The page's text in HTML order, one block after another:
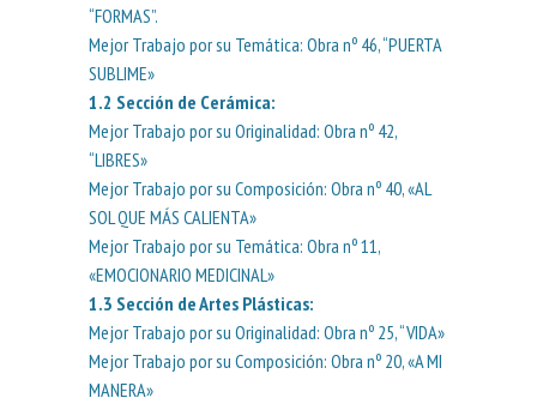
“FORMAS”.
Mejor Trabajo por su Temática: Obra nº 46, “PUERTA
SUBLIME»
1.2 Sección de Cerámica:
Mejor Trabajo por su Originalidad: Obra nº 42,
“LIBRES»
Mejor Trabajo por su Composición: Obra nº 40, «AL
SOL QUE MÁS CALIENTA»
Mejor Trabajo por su Temática: Obra nº 11,
«EMOCIONARIO MEDICINAL»
1.3 Sección de Artes Plásticas:
Mejor Trabajo por su Originalidad: Obra nº 25, “VIDA»
Mejor Trabajo por su Composición: Obra nº 20, «A MI
MANERA»